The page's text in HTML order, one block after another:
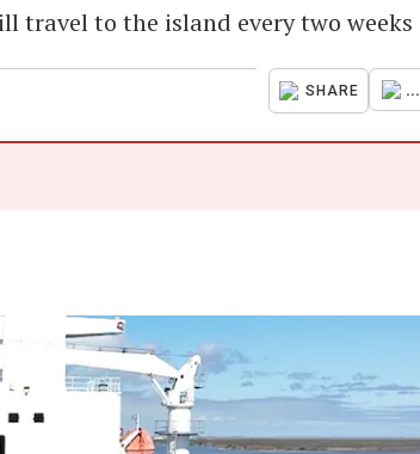
travel to the island every two weeks
SHARE ...